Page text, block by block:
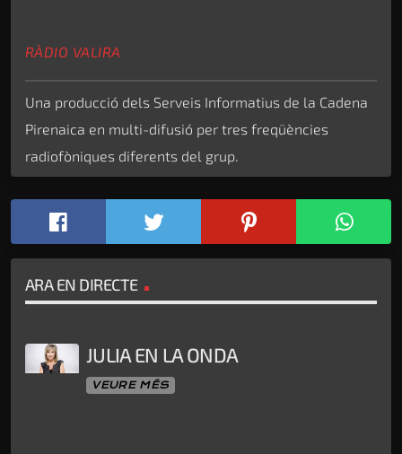
RÀDIO VALIRA
Una producció dels Serveis Informatius de la Cadena
Pirenaica en multi-difusió per tres freqüències
radiofòniques diferents del grup.
ARA EN DIRECTE
JULIA EN LA ONDA
VEURE MÉS